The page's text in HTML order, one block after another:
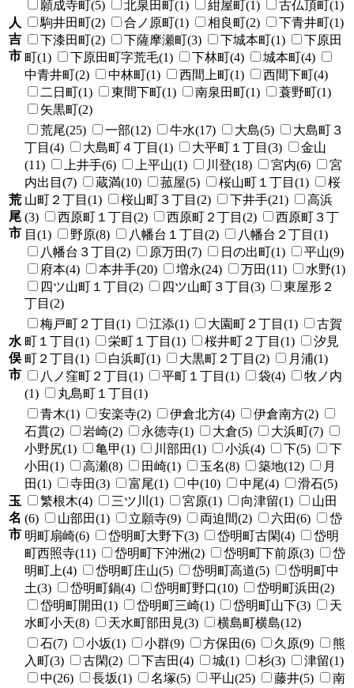
人
吉
市
願成寺町(5)
北泉田町(1) 紺屋町(1)
古仏頂町(1)
駒井田町(2)
合ノ原町(1) 相良町(2)
下青井町(1)
下漆田町(2)
下薩摩瀬町(3) 下城本町(1)
下原田
町(1)
下原田町字荒毛(1) 下林町(4)
城本町(4)
中青井町(2)
中林町(1) 西間上町(1)
西間下町(4)
二日町(1)
東間下町(1) 南泉田町(1)
蓑野町(1)
矢黒町(2)
荒
尾
市
荒尾(25) 一部(12) 牛水(17) 大島(5)
大島町３
丁目(4)
大島町４丁目(1) 大平町１丁目(3)
金山
(11)
上井手(6) 上平山(1) 川登(18) 宮内(6)
宮
内出目(7)
蔵満(10) 菰屋(5) 桜山町１丁目(1)
桜
山町２丁目(1)
桜山町３丁目(2) 下井手(21)
高浜
(3)
西原町１丁目(2) 西原町２丁目(2)
西原町３丁
目(1)
野原(8) 八幡台１丁目(2)
八幡台２丁目(1)
八幡台３丁目(2)
原万田(7) 日の出町(1)
平山(9)
府本(4)
本井手(20) 増永(24) 万田(11)
水野(1)
四ツ山町１丁目(2)
四ツ山町３丁目(3)
東屋形２
丁目(2)
水
俣
市
梅戸町２丁目(1) 江添(1) 大園町２丁目(1)
古賀
町１丁目(1)
栄町１丁目(1) 桜井町２丁目(1)
汐見
町２丁目(1)
白浜町(1) 大黒町２丁目(2)
月浦(1)
八ノ窪町２丁目(1)
平町１丁目(1) 袋(4)
牧ノ内
(1)
丸島町１丁目(1)
玉
名
市
青木(1) 安楽寺(2) 伊倉北方(4)
伊倉南方(2)
石貫(2)
岩崎(2) 永徳寺(1) 大倉(5)
大浜町(7)
小野尻(1)
亀甲(1) 川部田(1) 小浜(4) 下(5)
下
小田(1)
高瀬(8) 田崎(1) 玉名(8) 築地(12)
月
田(1)
寺田(3) 富尾(1) 中(10) 中尾(4)
滑石(5)
繁根木(4)
三ツ川(1) 宮原(1) 向津留(1)
山田
(6)
山部田(1) 立願寺(9) 両迫間(2) 六田(6)
岱
明町扇崎(6)
岱明町大野下(3) 岱明町古閑(4)
岱明
町西照寺(11)
岱明町下沖洲(2) 岱明町下前原(3)
岱
明町上(4)
岱明町庄山(5) 岱明町高道(5)
岱明町中
土(3)
岱明町鍋(4) 岱明町野口(10)
岱明町浜田(2)
岱明町開田(1)
岱明町三崎(1) 岱明町山下(3)
天
水町小天(8)
天水町部田見(3) 横島町横島(12)
石(7) 小坂(1) 小群(9) 方保田(6) 久原(9)
熊
入町(3)
古閑(2) 下吉田(4) 城(1) 杉(3)
津留(1)
中(26)
長坂(1) 名塚(5) 平山(25) 藤井(5)
南